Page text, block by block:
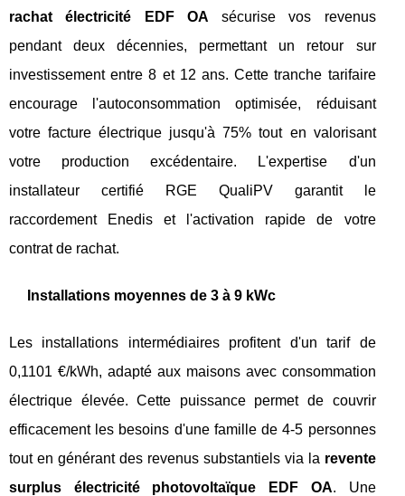
rachat électricité EDF OA sécurise vos revenus
pendant deux décennies, permettant un retour sur
investissement entre 8 et 12 ans. Cette tranche tarifaire
encourage l'autoconsommation optimisée, réduisant
votre facture électrique jusqu'à 75% tout en valorisant
votre production excédentaire. L'expertise d'un
installateur certifié RGE QualiPV garantit le
raccordement Enedis et l'activation rapide de votre
contrat de rachat.
Installations moyennes de 3 à 9 kWc
Les installations intermédiaires profitent d'un tarif de
0,1101 €/kWh, adapté aux maisons avec consommation
électrique élevée. Cette puissance permet de couvrir
efficacement les besoins d'une famille de 4-5 personnes
tout en générant des revenus substantiels via la revente
surplus électricité photovoltaïque EDF OA. Une